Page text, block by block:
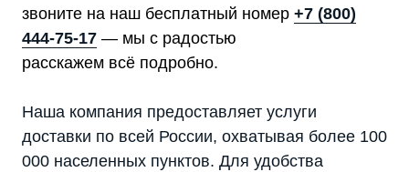
звоните на наш бесплатный номер +7 (800)
444-75-17 — мы с радостью
расскажем всё подробно.
Наша компания предоставляет услуги
доставки по всей России, охватывая более 100
000 населенных пунктов. Для удобства